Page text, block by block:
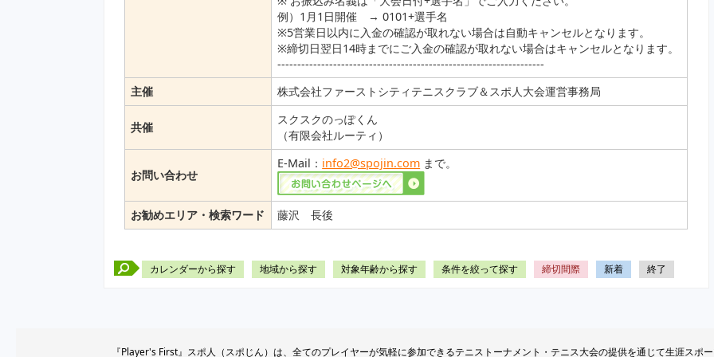
例）1月1日開催 → 0101+選手名
※5営業日以内に入金の確認が取れない場合は自動キャンセルとなります。
※締切日翌日14時までにご入金の確認が取れない場合はキャンセルとなります。
-------------------------------------------------------------------
主催
株式会社ファーストシティテニスクラブ＆スポ人大会運営事務局
共催
スクスクのっぽくん
（有限会社ルーティ）
お問い合わせ
E-Mail： info2@spojin.com まで。
お勧めエリア・検索ワード 藤沢 長後
カレンダーから探す 地域から探す 対象年齢から探す 条件を絞って探す 締切間際 新着 終了
『Player's First』スポ人（スポじん）は、全てのプレイヤーが気軽に参加できるテニストーナメント・テニス大会の提供を通じて生涯スポ